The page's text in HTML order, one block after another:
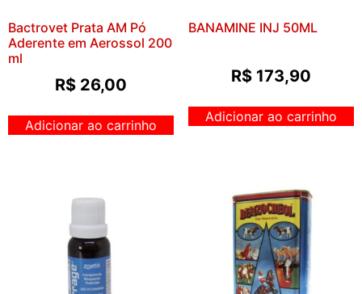
Bactrovet Prata AM Pó
Aderente em Aerossol 200
ml
R$ 26,00
Adicionar ao carrinho
BANAMINE INJ 50ML
R$173,90
Adicionar ao carrinho